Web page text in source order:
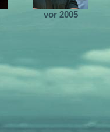
vor 2005